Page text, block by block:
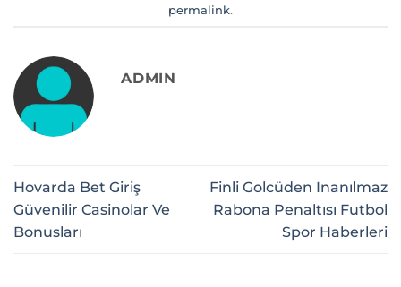
permalink.
ADMIN
Hovarda Bet Giriş
Güvenilir Casinolar Ve
Bonusları
Finli Golcüden Inanılmaz
Rabona Penaltısı Futbol
Spor Haberleri